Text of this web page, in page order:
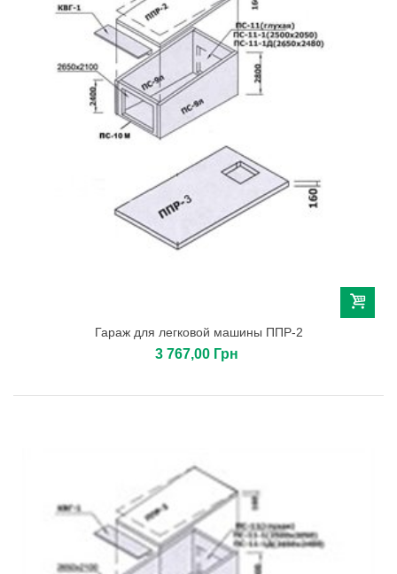
Гараж для легковой машины ППР-2
3 767,00 Грн